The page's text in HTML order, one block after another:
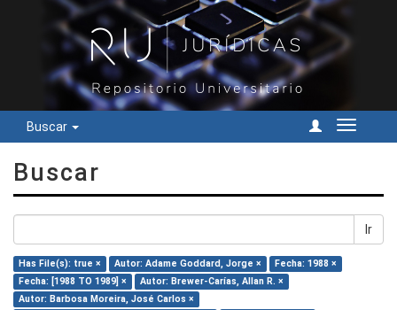
Buscar
Cambiar
Buscar
Ir
Has File(s): true × Autor: Adame Goddard, Jorge ×
Fecha: 1988 ×
Fecha: [1988 TO 1989] ×
Autor: Brewer-Carías, Allan R. ×
Autor: Barbosa Moreira, José Carlos ×